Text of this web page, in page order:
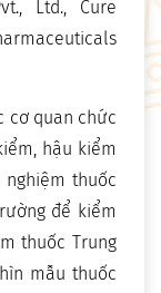
Ltd., Cure
cơ quan chức
hậu kiểm
thuốc
để kiểm
thuốc Trung
mẫu thuốc